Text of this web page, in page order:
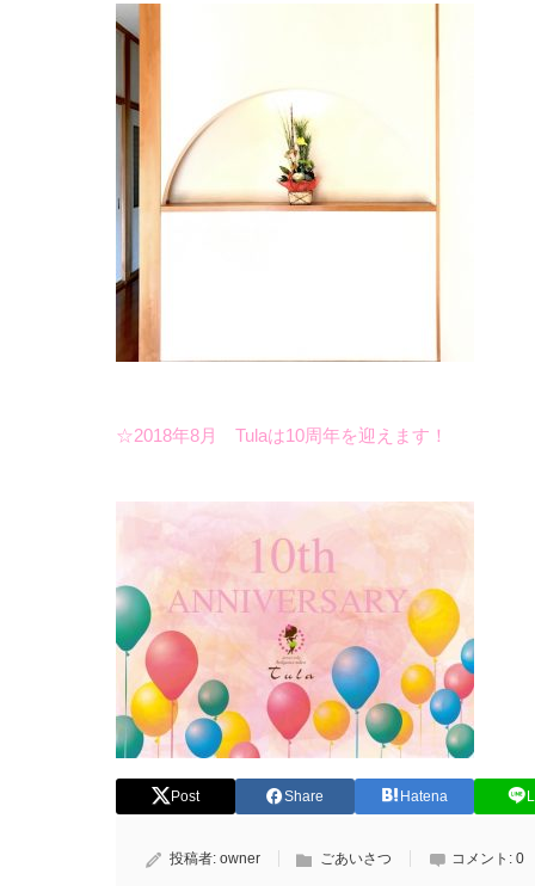
☆2018年8月 Tulaは10周年を迎えます！
Post Share Hatena
投稿者: owner ごあいさつ コメント: 0